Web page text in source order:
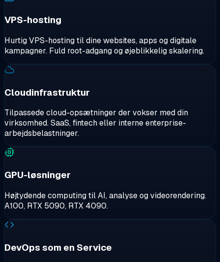
Vores B2B-team gennemgår din henvendelse og svarer
inden for én arbejdsdag.
Du er også velkommen til at skrive direkte til os på
sales@cloudzy.com
VPS-hosting
Hurtig VPS-hosting til dine websites, apps og digitale
kampagner. Fuld root-adgang og øjeblikkelig skalering.
Cloudinfrastruktur
Tilpassede cloud-opsætninger der vokser med din
virksomhed. SaaS, fintech eller interne enterprise-
arbejdsbelastninger.
GPU-løsninger
Højtydende computing til AI, analyse og videorendering.
A100, RTX 5090, RTX 4090.
DevOps som en Service